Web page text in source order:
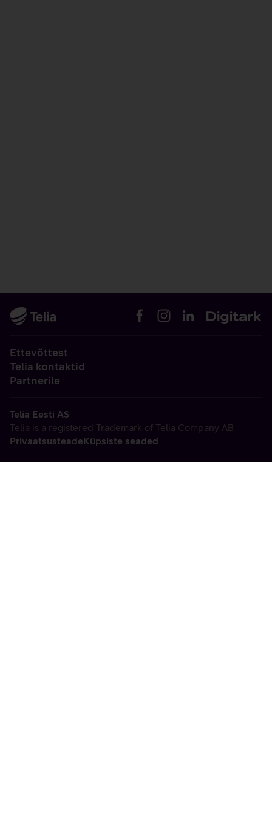
Ettevõttest
Telia kontaktid
Partnerile
Telia Eesti AS
Telia is a registered Trademark of Telia Company AB
PrivaatsusteadeKüpsiste seaded